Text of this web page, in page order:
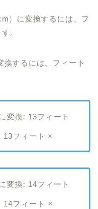
）に変換するには、フ
。
するには、フィート
変換: 13フィート
13フィート ×
変換: 14フィート
14フィート ×